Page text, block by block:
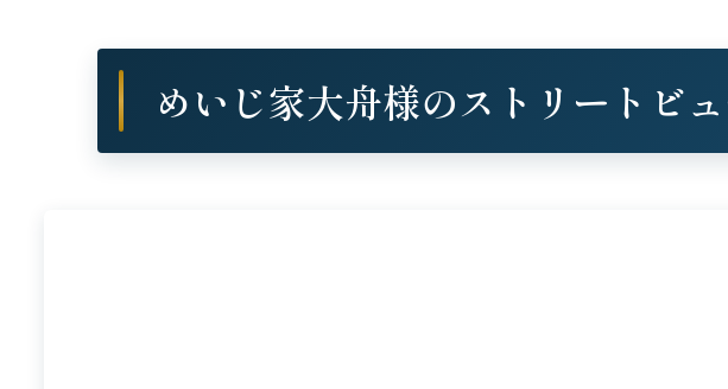
めいじ家大舟様のストリートビ